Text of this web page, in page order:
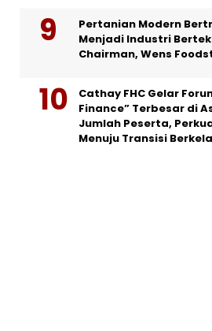
Pertanian Modern
Menjadi Industri
Chairman, Wens
Cathay FHC Gelar
Finance” Terbesar di
Jumlah Peserta,
Menuju Transisi